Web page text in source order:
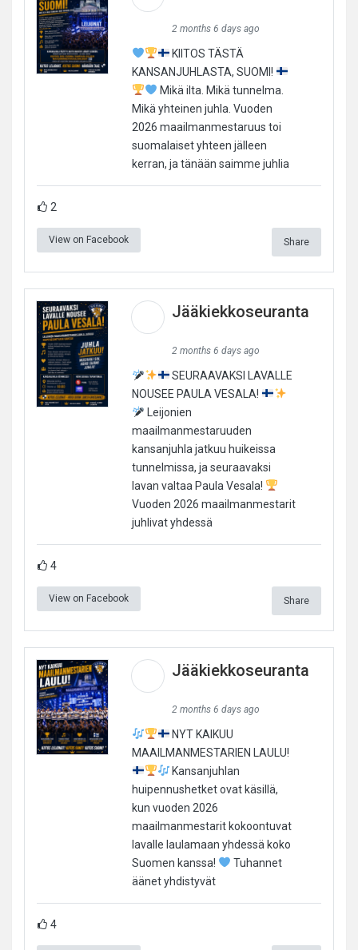
2 months 6 days ago
KIITOS TÄSTÄ
KANSANJUHLASTA, SUOMI!
Mikä ilta. Mikä tunnelma.
Mikä yhteinen juhla. Vuoden
2026 maailmanmestaruus toi
suomalaiset yhteen jälleen
kerran, ja tänään saimme juhlia
2
View on Facebook Share
Jääkiekkoseuranta
2 months 6 days ago
SEURAAVAKSI LAVALLE
NOUSEE PAULA VESALA!
Leijonien
maailmanmestaruuden
kansanjuhla jatkuu huikeissa
tunnelmissa, ja seuraavaksi
lavan valtaa Paula Vesala!
Vuoden 2026 maailmanmestarit
juhlivat yhdessä
4
View on Facebook Share
Jääkiekkoseuranta
2 months 6 days ago
NYT KAIKUU
MAAILMANMESTARIEN LAULU!
Kansanjuhlan
huipennushetket ovat käsillä,
kun vuoden 2026
maailmanmestarit kokoontuvat
lavalle laulamaan yhdessä koko
Suomen kanssa!
Tuhannet
äänet yhdistyvät
4